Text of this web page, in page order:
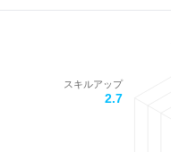
スキルアップ
2.7